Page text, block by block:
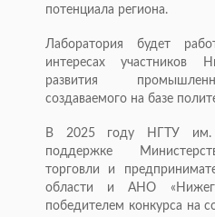
потенциала региона.
Лаборатория будет
интересах участников
развития
создаваемого на базе
В 2025 году НГТУ им.
поддержке
торговли и
области и АНО
победителем конкурса на